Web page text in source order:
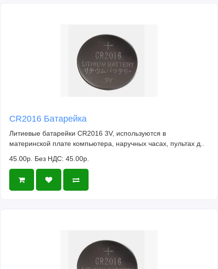
CR2016 Батарейка
Литиевые батарейки CR2016 3V, используются в
материнской плате компьютера, наручных часах, пультах д..
45.00р. Без НДС: 45.00р.